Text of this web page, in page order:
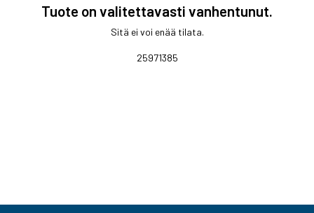
Tuote on valitettavasti vanhentunut.
Sitä ei voi enää tilata.
25971385